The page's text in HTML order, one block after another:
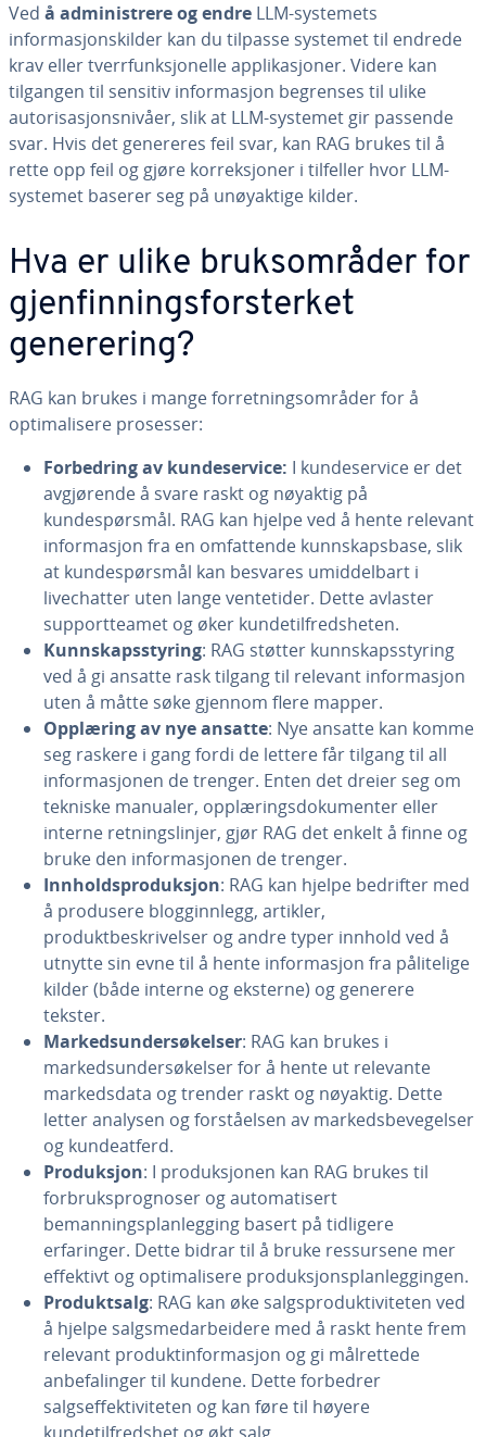
Ved å administrere og endre LLM-systemets
informasjonskilder kan du tilpasse systemet til endrede
krav eller tverrfunksjonelle applikasjoner. Videre kan
tilgangen til sensitiv informasjon begrenses til ulike
autorisasjonsnivåer, slik at LLM-systemet gir passende
svar. Hvis det genereres feil svar, kan RAG brukes til å
rette opp feil og gjøre korreksjoner i tilfeller hvor LLM-
systemet baserer seg på unøyaktige kilder.
Hva er ulike bruksområder for
gjenfinningsforsterket
generering?
RAG kan brukes i mange forretningsområder for å
optimalisere prosesser:
Forbedring av kundeservice: I kundeservice er det
avgjørende å svare raskt og nøyaktig på
kundespørsmål. RAG kan hjelpe ved å hente relevant
informasjon fra en omfattende kunnskapsbase, slik
at kundespørsmål kan besvares umiddelbart i
livechatter uten lange ventetider. Dette avlaster
supportteamet og øker kundetilfredsheten.
Kunnskapsstyring: RAG støtter kunnskapsstyring
ved å gi ansatte rask tilgang til relevant informasjon
uten å måtte søke gjennom flere mapper.
Opplæring av nye ansatte: Nye ansatte kan komme
seg raskere i gang fordi de lettere får tilgang til all
informasjonen de trenger. Enten det dreier seg om
tekniske manualer, opplæringsdokumenter eller
interne retningslinjer, gjør RAG det enkelt å finne og
bruke den informasjonen de trenger.
Innholdsproduksjon: RAG kan hjelpe bedrifter med
å produsere blogginnlegg, artikler,
produktbeskrivelser og andre typer innhold ved å
utnytte sin evne til å hente informasjon fra pålitelige
kilder (både interne og eksterne) og generere
tekster.
Markedsundersøkelser: RAG kan brukes i
markedsundersøkelser for å hente ut relevante
markedsdata og trender raskt og nøyaktig. Dette
letter analysen og forståelsen av markedsbevegelser
og kundeatferd.
Produksjon: I produksjonen kan RAG brukes til
forbruksprognoser og automatisert
bemanningsplanlegging basert på tidligere
erfaringer. Dette bidrar til å bruke ressursene mer
effektivt og optimalisere produksjonsplanleggingen.
Produktsalg: RAG kan øke salgsproduktiviteten ved
å hjelpe salgsmedarbeidere med å raskt hente frem
relevant produktinformasjon og gi målrettede
anbefalinger til kundene. Dette forbedrer
salgseffektiviteten og kan føre til høyere